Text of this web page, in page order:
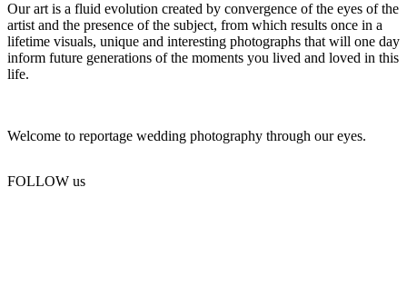
Our art is a fluid evolution created by convergence of the eyes of the
artist and the presence of the subject, from which results once in a
lifetime visuals, unique and interesting photographs that will one day
inform future generations of the moments you lived and loved in this
life.
Welcome to reportage wedding photography through our eyes.
FOLLOW us